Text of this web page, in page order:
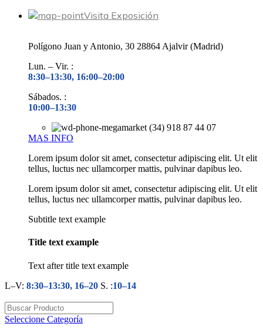
Visita Exposición
Polígono Juan y Antonio, 30 28864 Ajalvir (Madrid)
Lun. – Vir. :
8:30–13:30, 16:00–20:00
Sábados. :
10:00–13:30
(34) 918 87 44 07
MAS INFO
Lorem ipsum dolor sit amet, consectetur adipiscing elit. Ut elit
tellus, luctus nec ullamcorper mattis, pulvinar dapibus leo.
Lorem ipsum dolor sit amet, consectetur adipiscing elit. Ut elit
tellus, luctus nec ullamcorper mattis, pulvinar dapibus leo.
Subtitle text example
Title text example
Text after title text example
L–V: 8:30–13:30, 16–20 S. :10–14
Seleccione Categoría